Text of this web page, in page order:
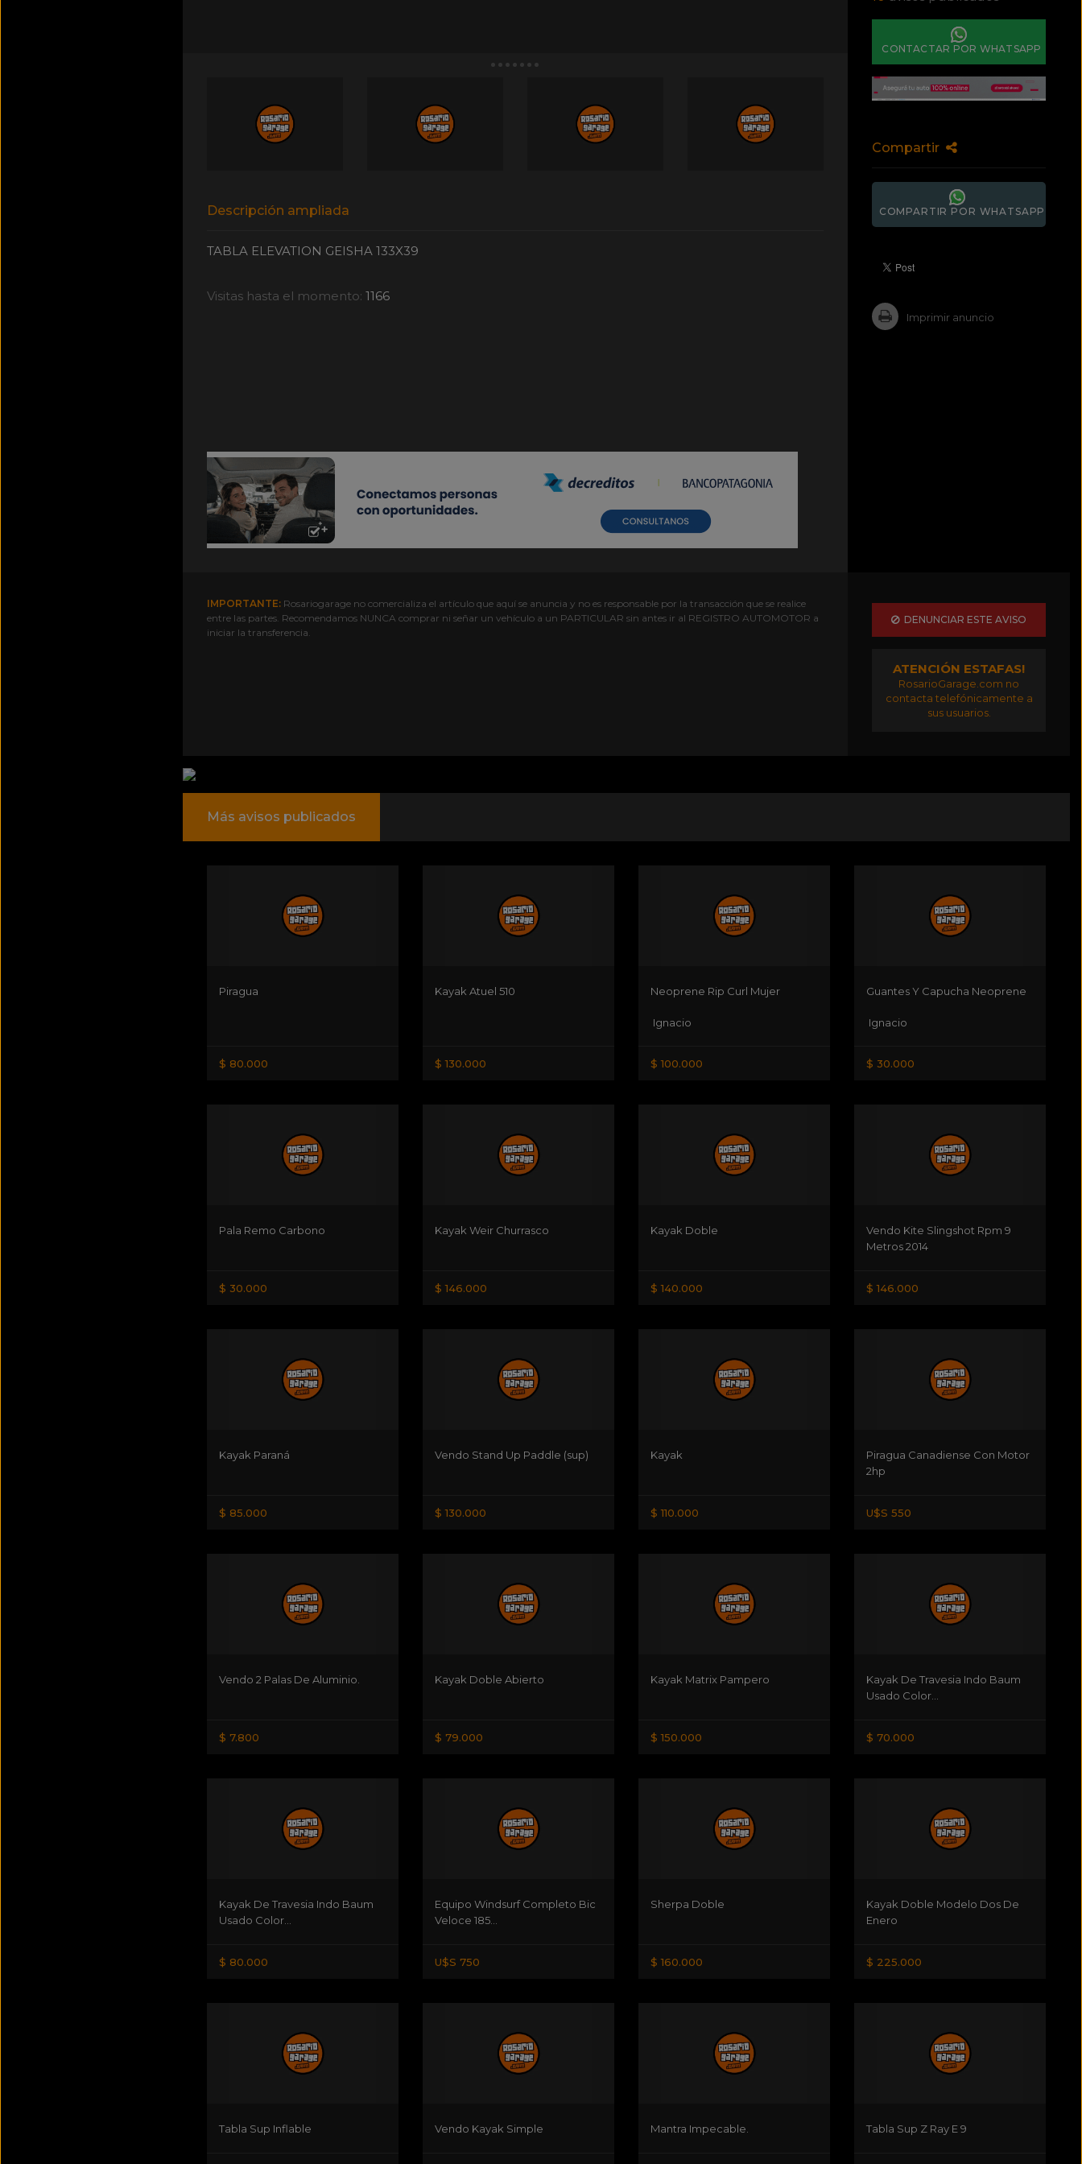
Descripción ampliada
TABLA ELEVATION GEISHA 133X39
Visitas hasta el momento: 1166
CONTACTAR POR WHATSAPP
Compartir
COMPARTIR POR WHATSAPP
Imprimir anuncio
IMPORTANTE:Rosariogarage no comercializa el artículo que aquí se anuncia y no es responsable por la transacción que se realice
entre las partes. Recomendamos NUNCA comprar ni señar un vehículo a un PARTICULAR sin antes ir al REGISTRO AUTOMOTOR a
iniciar la transferencia.
DENUNCIAR ESTE AVISO
ATENCIÓN ESTAFAS!
RosarioGarage.com no
contacta telefónicamente a
sus usuarios.
Más avisos publicados
Piragua
$ 80.000
Kayak Atuel 510
$ 130.000
Neoprene Rip Curl Mujer
Ignacio
$ 100.000
Guantes Y Capucha Neoprene
Ignacio
$ 30.000
Pala Remo Carbono
$ 30.000
Kayak Weir Churrasco
$ 146.000
Kayak Doble
$ 140.000
Vendo Kite Slingshot Rpm 9
Metros 2014
$ 146.000
Kayak Paraná
$ 85.000
Vendo Stand Up Paddle (sup)
$ 130.000
Kayak
$ 110.000
Piragua Canadiense Con Motor
2hp
U$S 550
Vendo 2 Palas De Aluminio.
$ 7.800
Kayak Doble Abierto
$ 79.000
Kayak Matrix Pampero
$ 150.000
Kayak De Travesia Indo Baum
Usado Color...
$ 70.000
Kayak De Travesia Indo Baum
Usado Color...
$ 80.000
Equipo Windsurf Completo Bic
Veloce 185...
U$S 750
Sherpa Doble
$ 160.000
Kayak Doble Modelo Dos De
Enero
$ 225.000
Tabla Sup Inflable Vendo Kayak Simple Mantra Impecable. Tabla Sup Z Ray E 9